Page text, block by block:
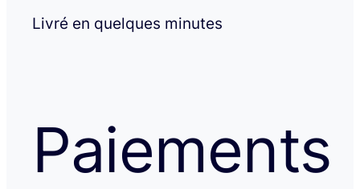
Livré en quelques minutes
Paiements